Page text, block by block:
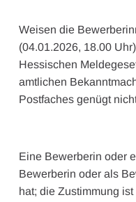
Weisen die
(04.01.2026, 18.00
Hessischen
amtlichen
Postfaches genügt
Eine Bewerberin oder
Bewerberin oder als
hat; die Zustimmung